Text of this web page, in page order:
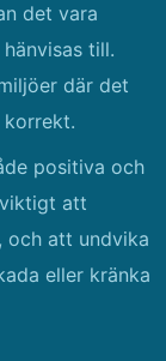
det vara
till.
där det
positiva och
att
och att undvika
eller kränka